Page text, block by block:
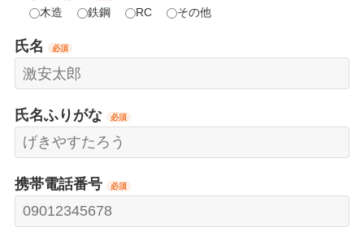
木造 鉄鋼 RC その他
氏名 必須
氏名ふりがな 必須
携帯電話番号 必須